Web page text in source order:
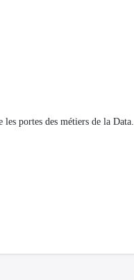
portes des métiers de la Data.